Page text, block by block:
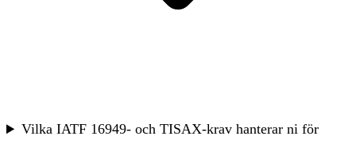
Vilka IATF 16949- och TISAX-krav hanterar ni för